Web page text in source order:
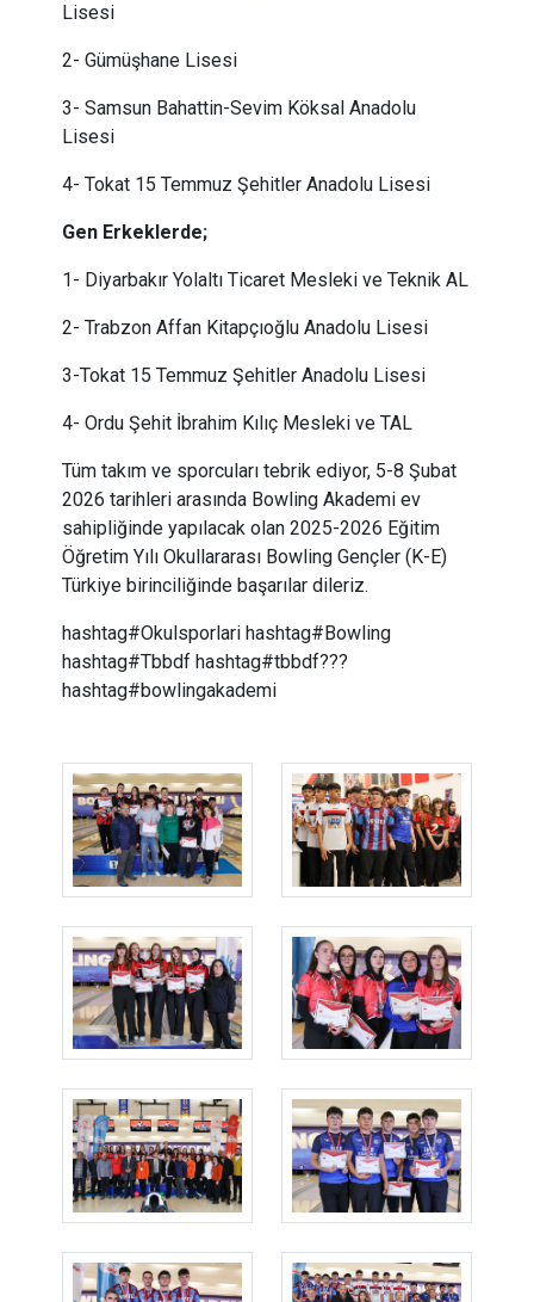
Lisesi
2- Gümüşhane Lisesi
3- Samsun Bahattin-Sevim Köksal Anadolu
Lisesi
4- Tokat 15 Temmuz Şehitler Anadolu Lisesi
Gen Erkeklerde;
1- Diyarbakır Yolaltı Ticaret Mesleki ve Teknik AL
2- Trabzon Affan Kitapçıoğlu Anadolu Lisesi
3-Tokat 15 Temmuz Şehitler Anadolu Lisesi
4- Ordu Şehit İbrahim Kılıç Mesleki ve TAL
Tüm takım ve sporcuları tebrik ediyor, 5-8 Şubat
2026 tarihleri arasında Bowling Akademi ev
sahipliğinde yapılacak olan 2025-2026 Eğitim
Öğretim Yılı Okullararası Bowling Gençler (K-E)
Türkiye birinciliğinde başarılar dileriz.
hashtag#Okulsporlari hashtag#Bowling
hashtag#Tbbdf hashtag#tbbdf???
hashtag#bowlingakademi